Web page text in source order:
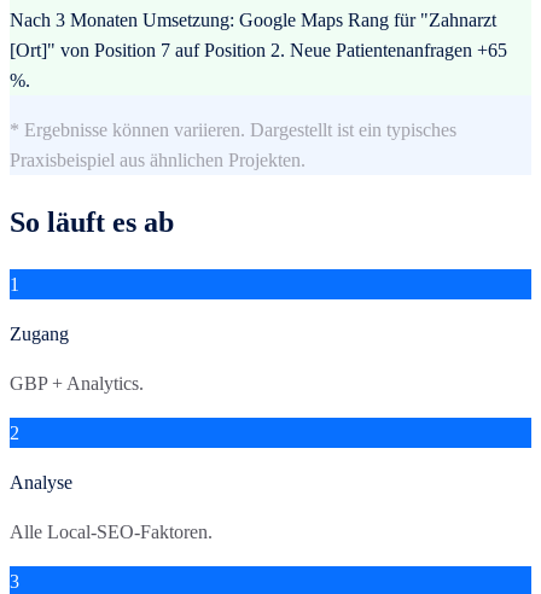
Nach 3 Monaten Umsetzung: Google Maps Rang für "Zahnarzt
[Ort]" von Position 7 auf Position 2. Neue Patientenanfragen +65
%.
* Ergebnisse können variieren. Dargestellt ist ein typisches
Praxisbeispiel aus ähnlichen Projekten.
So läuft es ab
1
Zugang
GBP + Analytics.
2
Analyse
Alle Local-SEO-Faktoren.
3